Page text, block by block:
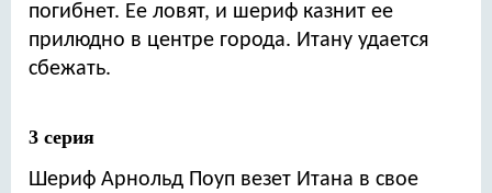
погибнет. Ее ловят, и шериф казнит ее
прилюдно в центре города. Итану удается
сбежать.
3 серия
Шериф Арнольд Поуп везет Итана в свое